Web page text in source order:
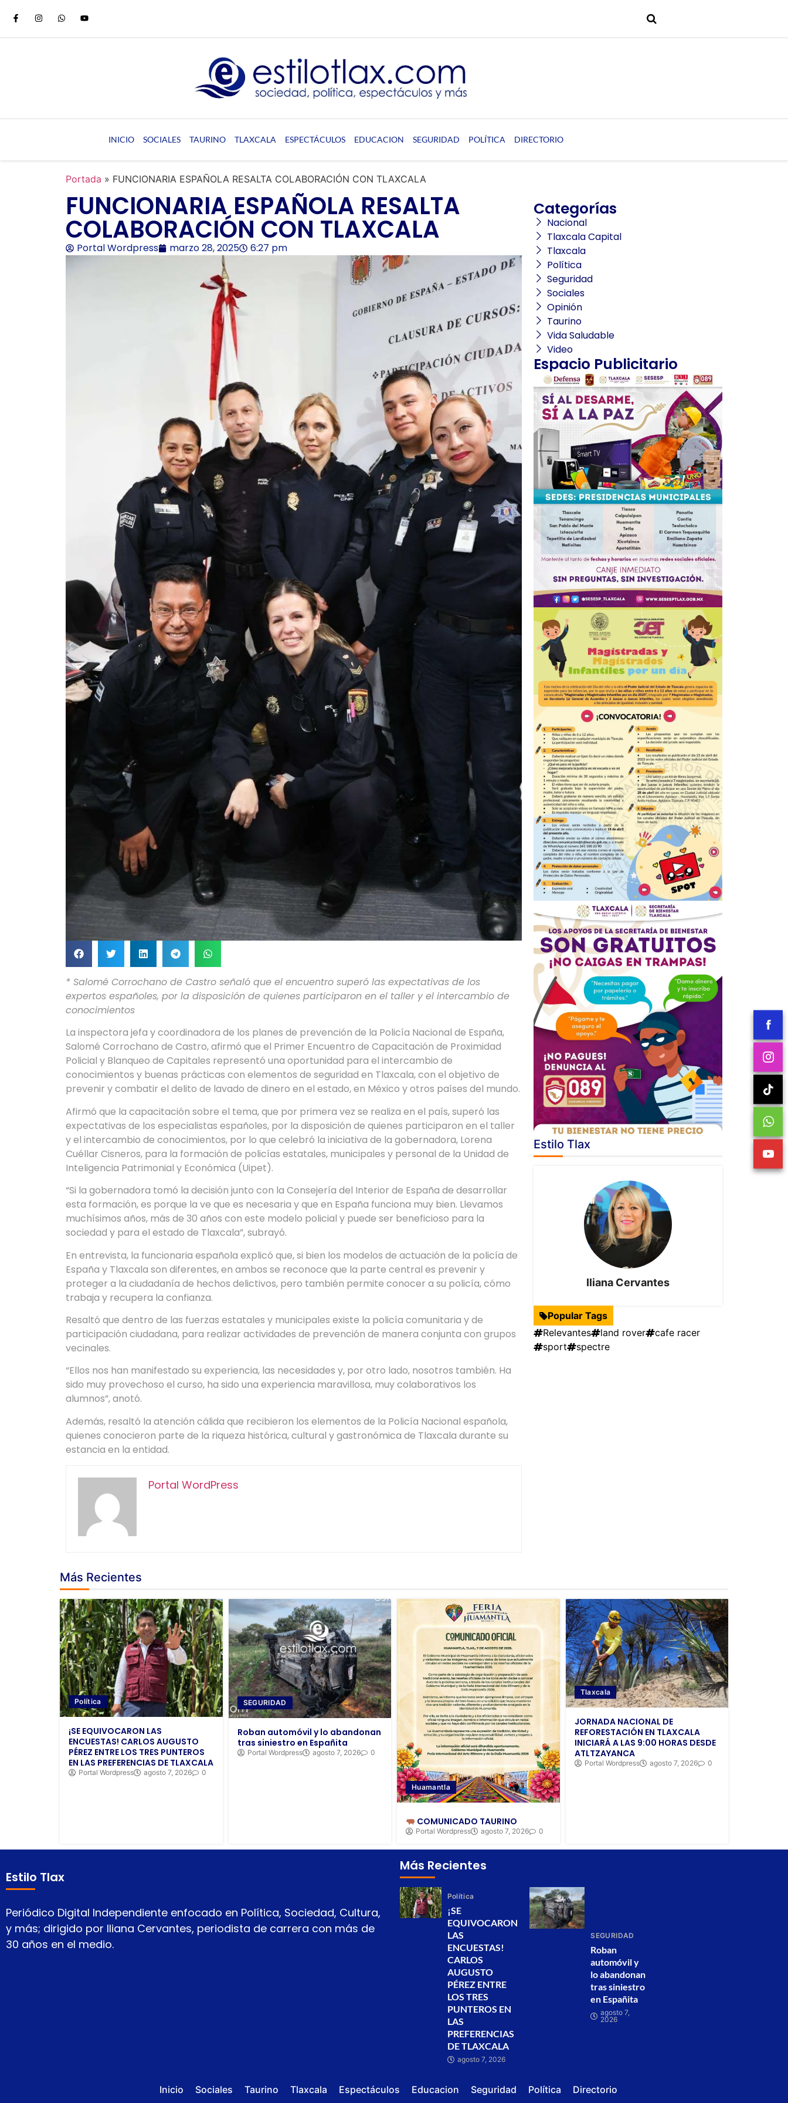
INICIO SOCIALES TAURINO TLAXCALA ESPECTÁCULOS EDUCACION SEGURIDAD POLÍTICA DIRECTORIO
Portada » FUNCIONARIA ESPAÑOLA RESALTA COLABORACIÓN CON TLAXCALA
FUNCIONARIA ESPAÑOLA RESALTA
COLABORACIÓN CON TLAXCALA
Portal Wordpress marzo 28, 2025 6:27 pm
* Salomé Corrochano de Castro señaló que el encuentro superó las expectativas de los
expertos españoles, por la disposición de quienes participaron en el taller y el intercambio de
conocimientos
La inspectora jefa y coordinadora de los planes de prevención de la Policía Nacional de España,
Salomé Corrochano de Castro, afirmó que el Primer Encuentro de Capacitación de Proximidad
Policial y Blanqueo de Capitales representó una oportunidad para el intercambio de
conocimientos y buenas prácticas con elementos de seguridad en Tlaxcala, con el objetivo de
prevenir y combatir el delito de lavado de dinero en el estado, en México y otros países del mundo.
Afirmó que la capacitación sobre el tema, que por primera vez se realiza en el país, superó las
expectativas de los especialistas españoles, por la disposición de quienes participaron en el taller
y el intercambio de conocimientos, por lo que celebró la iniciativa de la gobernadora, Lorena
Cuéllar Cisneros, para la formación de policías estatales, municipales y personal de la Unidad de
Inteligencia Patrimonial y Económica (Uipet).
“Si la gobernadora tomó la decisión junto con la Consejería del Interior de España de desarrollar
esta formación, es porque la ve que es necesaria y que en España funciona muy bien. Llevamos
muchísimos años, más de 30 años con este modelo policial y puede ser beneficioso para la
sociedad y para el estado de Tlaxcala”, subrayó.
En entrevista, la funcionaria española explicó que, si bien los modelos de actuación de la policía de
España y Tlaxcala son diferentes, en ambos se reconoce que la parte central es prevenir y
proteger a la ciudadanía de hechos delictivos, pero también permite conocer a su policía, cómo
trabaja y recupera la confianza.
Resaltó que dentro de las fuerzas estatales y municipales existe la policía comunitaria y de
participación ciudadana, para realizar actividades de prevención de manera conjunta con grupos
vecinales.
“Ellos nos han manifestado su experiencia, las necesidades y, por otro lado, nosotros también. Ha
sido muy provechoso el curso, ha sido una experiencia maravillosa, muy colaborativos los
alumnos”, anotó.
Además, resaltó la atención cálida que recibieron los elementos de la Policía Nacional española,
quienes conocieron parte de la riqueza histórica, cultural y gastronómica de Tlaxcala durante su
estancia en la entidad.
Portal WordPress
Categorías
Nacional
Tlaxcala Capital
Tlaxcala
Política
Seguridad
Sociales
Opinión
Taurino
Vida Saludable
Video
Espacio Publicitario
Estilo Tlax
Iliana Cervantes
Popular Tags
Relevantes
land rover
cafe racer
sport
spectre
Más Recientes
Política
¡SE EQUIVOCARON LAS
ENCUESTAS! CARLOS AUGUSTO
PÉREZ ENTRE LOS TRES PUNTEROS
EN LAS PREFERENCIAS DE TLAXCALA
Portal Wordpress agosto 7, 2026 0
SEGURIDAD
Roban automóvil y lo abandonan
tras siniestro en Españita
Portal Wordpress agosto 7, 2026 0
Huamantla
COMUNICADO TAURINO
Portal Wordpress agosto 7, 2026 0
Tlaxcala
JORNADA NACIONAL DE
REFORESTACIÓN EN TLAXCALA
INICIARÁ A LAS 9:00 HORAS DESDE
ATLTZAYANCA
Portal Wordpress agosto 7, 2026 0
Estilo Tlax
Periódico Digital Independiente enfocado en Política, Sociedad, Cultura,
y más; dirigido por Iliana Cervantes, periodista de carrera con más de
30 años en el medio.
Más Recientes
Política
¡SE
EQUIVOCARON
LAS
ENCUESTAS!
CARLOS
AUGUSTO
PÉREZ ENTRE
LOS TRES
PUNTEROS EN
LAS
PREFERENCIAS
DE TLAXCALA
agosto 7, 2026
SEGURIDAD
Roban
automóvil y
lo abandonan
tras siniestro
en Españita
agosto 7,
2026
Inicio Sociales Taurino Tlaxcala Espectáculos Educacion Seguridad Política Directorio